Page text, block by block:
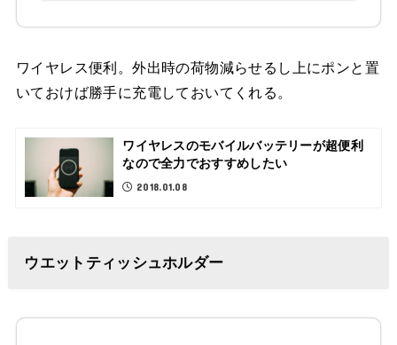
ワイヤレス便利。外出時の荷物減らせるし上にポンと置
いておけば勝手に充電しておいてくれる。
ワイヤレスのモバイルバッテリーが超便利
なので全力でおすすめしたい
2018.01.08
ウエットティッシュホルダー